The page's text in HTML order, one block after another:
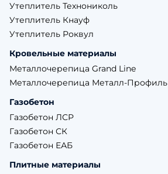
Утеплитель Технониколь
Утеплитель Кнауф
Утеплитель Роквул
Кровельные материалы
Металлочерепица Grand Line
Металлочерепица Металл-Профиль
Газобетон
Газобетон ЛСР
Газобетон СК
Газобетон ЕАБ
Плитные материалы